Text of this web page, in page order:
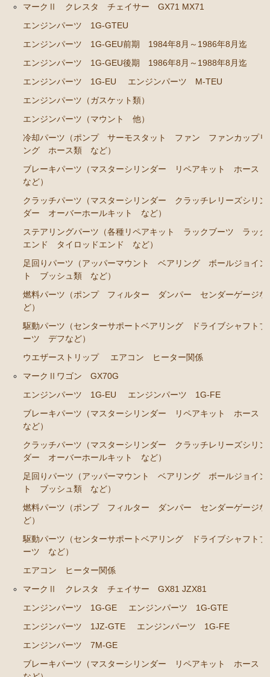
エンジンパーツ 1G-FE GX90
クラッチパーツ（マスターシリンダー クラッチレリ
マークⅡ クレスタ チェイサー JZX100 JZX101 JZX105
エンジンパーツ 2JZ-GE JZX101
エンジンパーツ 1G-FE GX100
クラッチパーツ（マスターシリンダー クラッチレリ
ーズシリンダー オーバーホールキット など）
クラウン GS110 MS110 MS112
エンジンパーツ 5M-GEU
エンジンパーツ M-TEU
エンジンパーツ M-EU
エンジンパーツ 1G-EU
エンジンパーツ（マウント 他）
ブレーキパーツ（マスターシリンダー リペアキッ
クラッチパーツ（マスターシリンダー クラッチレリ
ステアリングパーツ（ピットマンアーム アイドラー
足回りパーツ（ベアリング ボールジョイント アー
ムブッシュ類 など）
燃料パーツ（ポンプ フィルター ダンパー センダ
ーゲージなど）
駆動パーツ（センターサポートベアリング ドライブ
シャフトブーツ など）
エンジンパーツ 5Ｍ-GEU MS123
エンジンパーツ 6M-GEU MS125
エンジンパーツ M-TEU
エンジンパーツ 1G-GZEU
エンジンパーツ 1G-GEU
マークⅡ クレスタ チェイサー GX71 MX71
エンジンパーツ 1G-GTEU
エンジンパーツ 1G-GEU前期 1984年8月～1986年8月迄
エンジンパーツ 1G-GEU後期 1986年8月～1988年8月迄
エンジンパーツ 1G-EU
エンジンパーツ M-TEU
エンジンパーツ（ガスケット類）
エンジンパーツ（マウント 他）
冷却パーツ（ポンプ サーモスタット ファン ファンカップリ
ング ホース類 など）
ブレーキパーツ（マスターシリンダー リペアキット ホース
など）
クラッチパーツ（マスターシリンダー クラッチレリーズシリン
ダー オーバーホールキット など）
ステアリングパーツ（各種リペアキット ラックブーツ ラック
エンド タイロッドエンド など）
足回りパーツ（アッパーマウント ベアリング ボールジョイン
ト ブッシュ類 など）
燃料パーツ（ポンプ フィルター ダンパー センダーゲージな
ど）
駆動パーツ（センターサポートベアリング ドライブシャフトブ
ーツ デフなど）
ウエザーストリップ
エアコン ヒーター関係
マークⅡワゴン GX70G
エンジンパーツ 1G-EU
エンジンパーツ 1G-FE
ブレーキパーツ（マスターシリンダー リペアキット ホース
など）
クラッチパーツ（マスターシリンダー クラッチレリーズシリン
ダー オーバーホールキット など）
足回りパーツ（アッパーマウント ベアリング ボールジョイン
ト ブッシュ類 など）
燃料パーツ（ポンプ フィルター ダンパー センダーゲージな
ど）
駆動パーツ（センターサポートベアリング ドライブシャフトブ
ーツ など）
エアコン ヒーター関係
マークⅡ クレスタ チェイサー GX81 JZX81
エンジンパーツ 1G-GE
エンジンパーツ 1G-GTE
エンジンパーツ 1JZ-GTE
エンジンパーツ 1G-FE
エンジンパーツ 7M-GE
ブレーキパーツ（マスターシリンダー リペアキット ホース